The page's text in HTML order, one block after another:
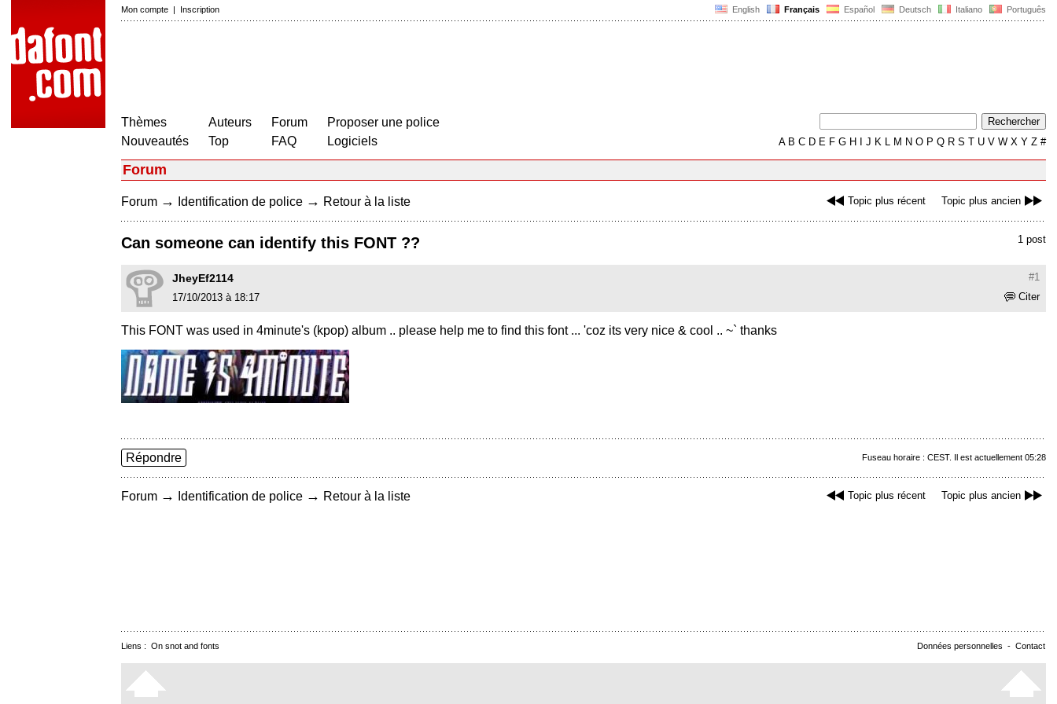
English Français Español Deutsch Italiano Português
Mon compte | Inscription
Thèmes
Nouveautés
Auteurs
Top
Forum
FAQ
Proposer une police
Logiciels
AB C D E F G H J K L M N O P Q R S T U V W X Y Z #
Forum
Topic plus récent Topic plus ancien
Forum → Identification de police → Retour à la liste
1 post
Can someone can identify this FONT ??
#1
JheyEf2114
Citer
17/10/2013 à 18:17
This FONT was used in 4minute's (kpop) album .. please help me to find this font ... 'coz its very nice & cool .. ~` thanks
Fuseau horaire : CEST. Il est actuellement 05:28
Répondre
Topic plus récent Topic plus ancien
Forum → Identification de police → Retour à la liste
Données personnelles - Contact
Liens : On snot and fonts